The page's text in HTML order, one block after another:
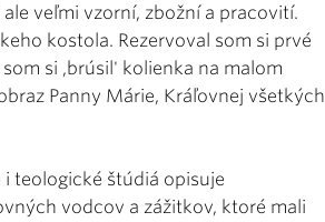
veľmi vzorní, zbožní a pracovití.
kostola. Rezervoval som si prvé
si ,brúsil' kolienka na malom
Panny Márie, Kráľovnej všetkých
i teologické štúdiá opisuje
vodcov a zážitkov, ktoré mali